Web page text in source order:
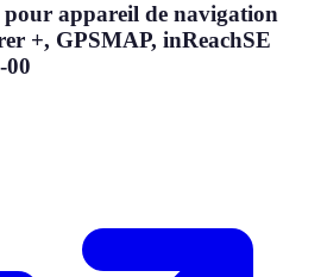
appareil de navigation
+, GPSMAP, inReachSE
00